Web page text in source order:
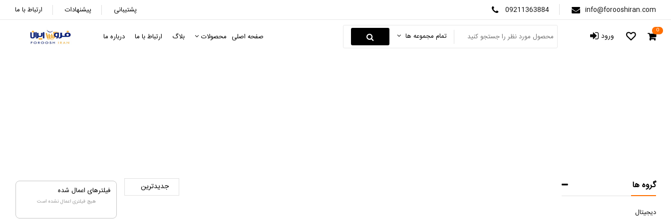
ارتباط با ما پیشنهادات پشتیبانی 09211363884 info@forooshiran.com
صفحه اصلی محصولات بلاگ ارتباط با ما درباره ما تمام مجموعه ها ورود 0
فیلترهای اعمال شده
هیچ فیلتری اعمال نشده است
گروه ها
دیجیتال